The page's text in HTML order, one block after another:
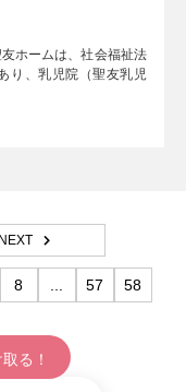
ホームは、社会福祉法
り、乳児院（聖友乳児
NEXT
8 57 58
る！